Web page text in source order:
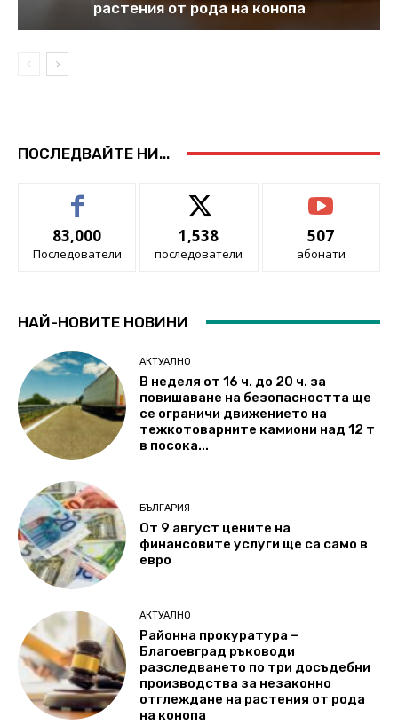
растения от рода на конопа
ПОСЛЕДВАЙТЕ НИ...
83,000
Последователи
1,538
последователи
507
абонати
НАЙ-НОВИТЕ НОВИНИ
АКТУАЛНО
В неделя от 16 ч. до 20 ч. за
повишаване на безопасността ще
се ограничи движението на
тежкотоварните камиони над 12 т
в посока...
БЪЛГАРИЯ
От 9 август цените на
финансовите услуги ще са само в
евро
АКТУАЛНО
Районна прокуратура –
Благоевград ръководи
разследването по три досъдебни
производства за незаконно
отглеждане на растения от рода
на конопа